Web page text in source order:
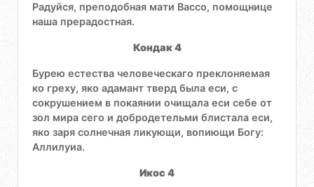
Радуйся, преподобная мати Вассо, помощнице
наша прерадостная.
Кондак 4
Бурею естества человеческаго преклоняемая
ко греху, яко адамант тверд была еси, с
сокрушением в покаянии очищала еси себе от
зол мира сего и добродетельми блистала еси,
яко заря солнечная ликующи, вопиющи Богу:
Аллилуиа.
Икос 4